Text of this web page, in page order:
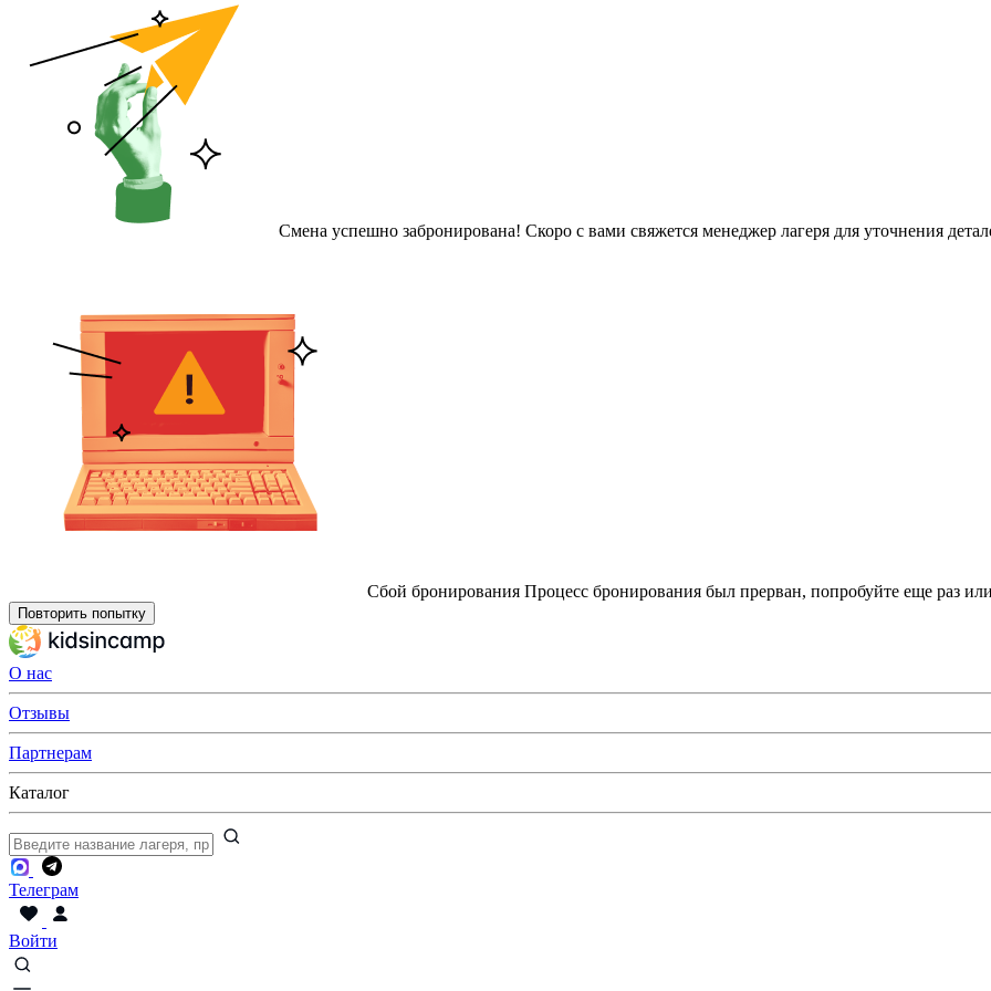
Смена успешно забронирована! Скоро с вами свяжется менеджер лагеря для уточнения
Сбой бронирования Процесс бронирования был прерван, попробуйте еще раз
Повторить попытку
О нас
Отзывы
Партнерам
Каталог
Телеграм
Войти